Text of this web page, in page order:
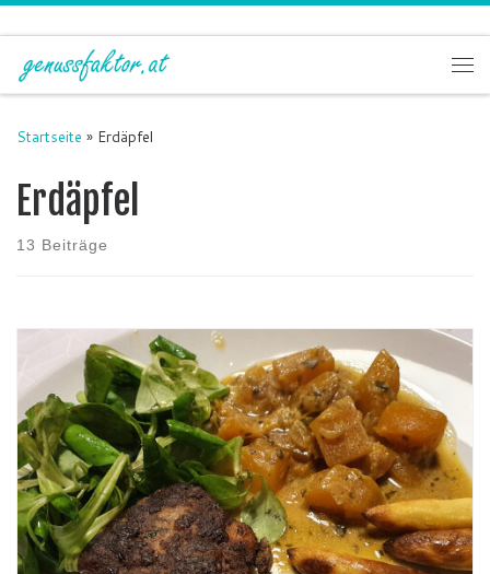
Zum Inhalt springen
Startseite » Erdäpfel
Erdäpfel
13 Beiträge